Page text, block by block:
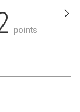
points